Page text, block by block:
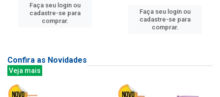
Faça seu login ou
cadastre-se para
comprar.
Faça seu login ou
cadastre-se para
comprar.
Confira as Novidades
Veja mais